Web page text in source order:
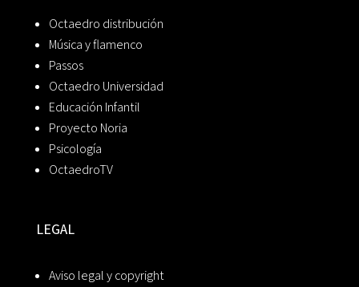
Octaedro distribución
Música y flamenco
Passos
Octaedro Universidad
Educación Infantil
Proyecto Noria
Psicología
OctaedroTV
LEGAL
Aviso legal y copyright